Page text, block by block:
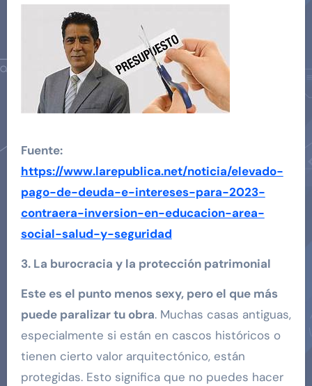
Fuente:
https://www.larepublica.net/noticia/elevado-
pago-de-deuda-e-intereses-para-2023-
contraera-inversion-en-educacion-area-
social-salud-y-seguridad
3. La burocracia y la protección patrimonial
Este es el punto menos sexy, pero el que más
puede paralizar tu obra. Muchas casas antiguas,
especialmente si están en cascos históricos o
tienen cierto valor arquitectónico, están
protegidas. Esto significa que no puedes hacer